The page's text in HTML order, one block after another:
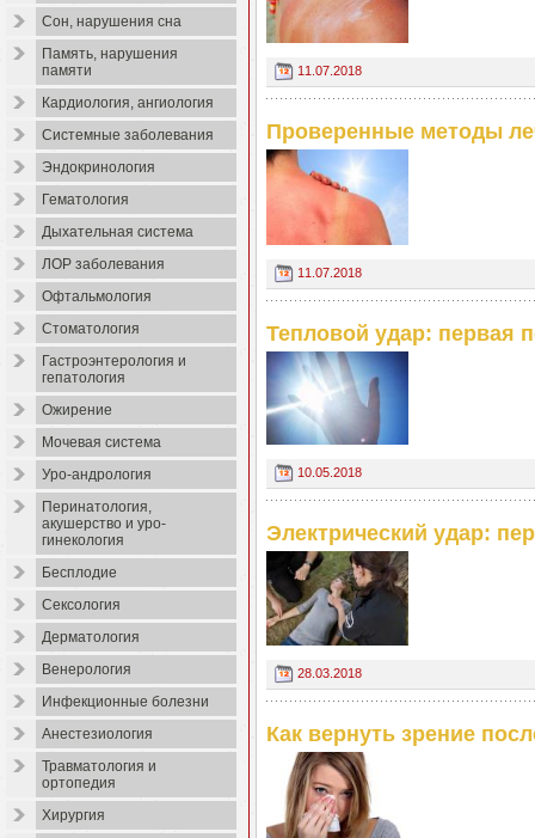
Сон, нарушения сна
Память, нарушения
памяти
Кардиология, ангиология
Системные заболевания
Эндокринология
Гематология
Дыхательная система
ЛОР заболевания
Офтальмология
Стоматология
Гастроэнтерология и
гепатология
Ожирение
Мочевая система
Уро-андрология
Перинатология,
акушерство и уро-
гинекология
Бесплодие
Сексология
Дерматология
Венерология
Инфекционные болезни
Анестезиология
Травматология и
ортопедия
Хирургия
11.07.2018
Проверенные методы
11.07.2018
Тепловой удар: первая
10.05.2018
Электрический удар:
28.03.2018
Как вернуть зрение